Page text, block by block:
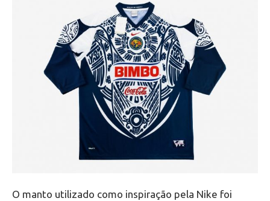
O manto utilizado como inspiração pela Nike foi